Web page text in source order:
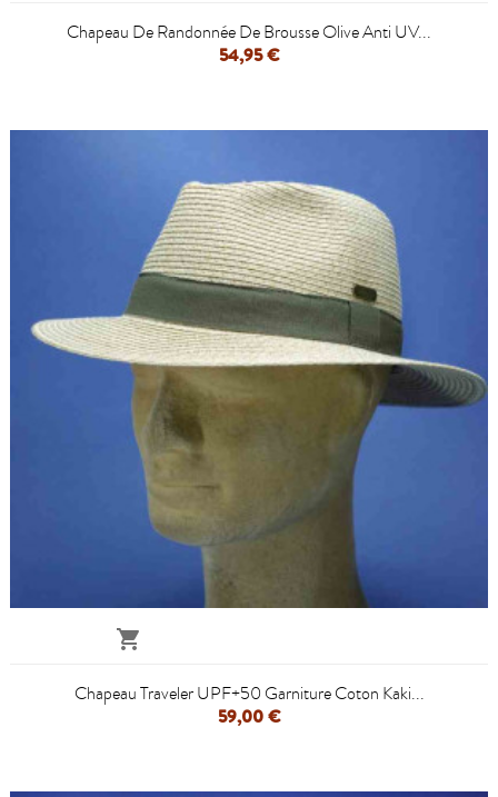
Chapeau De Randonnée De Brousse Olive Anti UV...
54,95 €

Chapeau Traveler UPF+50 Garniture Coton Kaki...
59,00 €